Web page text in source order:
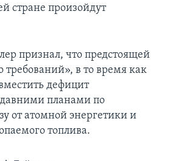
стране произойдут
признал, что предстоящей
требований», в то время как
дефицит
давними планами по
от атомной энергетики и
топлива.